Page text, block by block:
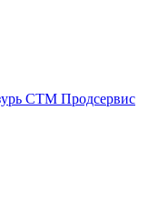
СТМ Продсервис